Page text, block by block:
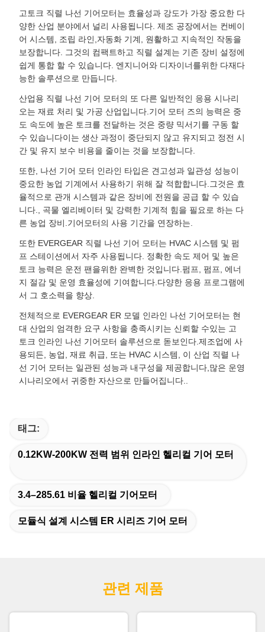
고토크 직렬 나선 기어모터는 효율성과 강도가 가장 중요한 다
양한 산업 분야에서 널리 사용됩니다. 제조 공장에서는 컨베이
어 시스템, 조립 라인,자동화 기계, 원활하고 지속적인 작동을
보장합니다. 그것의 컴팩트하고 직렬 설계는 기존 장비 설정에
쉽게 통합 할 수 있습니다. 엔지니어와 디자이너를위한 다재다
능한 솔루션으로 만듭니다.
산업용 직렬 나선 기어 모터의 또 다른 일반적인 응용 시나리
오는 재료 처리 및 가공 산업입니다.기어 모터 즈의 능력은 중
도 속도에 높은 토크를 전달하는 것은 중량 믹서기를 구동 할
수 있습니다이는 생산 과정이 중단되지 않고 유지되고 정전 시
간 및 유지 보수 비용을 줄이는 것을 보장합니다.
또한, 나선 기어 모터 인라인 타입은 견고성과 일관성 성능이
중요한 농업 기계에서 사용하기 위해 잘 적합합니다.그것은 효
율적으로 관개 시스템과 같은 장비에 전원을 공급 할 수 있습
니다., 곡물 엘리베이터 및 강력한 기계적 힘을 필요로 하는 다
른 농업 장비.기어모터의 사용 기간을 연장하는.
또한 EVERGEAR 직렬 나선 기어 모터는 HVAC 시스템 및 펌
프 스테이션에서 자주 사용됩니다. 정확한 속도 제어 및 높은
토크 능력은 운전 팬을위한 완벽한 것입니다.펌프, 펌프, 에너
지 절감 및 운영 효율성에 기여합니다.다양한 응용 프로그램에
서 그 호소력을 향상.
전체적으로 EVERGEAR ER 모델 인라인 나선 기어모터는 현
대 산업의 엄격한 요구 사항을 충족시키는 신뢰할 수있는 고
토크 인라인 나선 기어모터 솔루션으로 돋보인다.제조업에 사
용되든, 농업, 재료 취급, 또는 HVAC 시스템, 이 산업 직렬 나
선 기어 모터는 일관된 성능과 내구성을 제공합니다,많은 운영
시나리오에서 귀중한 자산으로 만들어집니다..
태그:
0.12KW-200KW 전력 범위 인라인 헬리컬 기어 모터
3.4–285.61 비율 헬리컬 기어모터
모듈식 설계 시스템 ER 시리즈 기어 모터
관련 제품